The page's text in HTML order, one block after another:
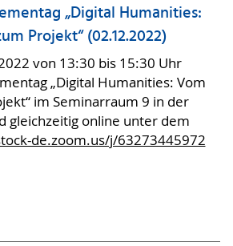
„Digital Humanities:
Projekt“ (02.12.2022)
von 13:30 bis 15:30 Uhr
„Digital Humanities: Vom
im Seminarraum 9 in der
gleichzeitig online unter dem
de.zoom.us/j/63273445972